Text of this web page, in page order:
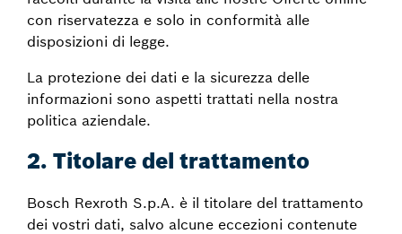
con riservatezza e solo in conformità alle
disposizioni di legge.
La protezione dei dati e la sicurezza delle
informazioni sono aspetti trattati nella nostra
politica aziendale.
2. Titolare del trattamento
Bosch Rexroth S.p.A. è il titolare del trattamento
dei vostri dati, salvo alcune eccezioni contenute